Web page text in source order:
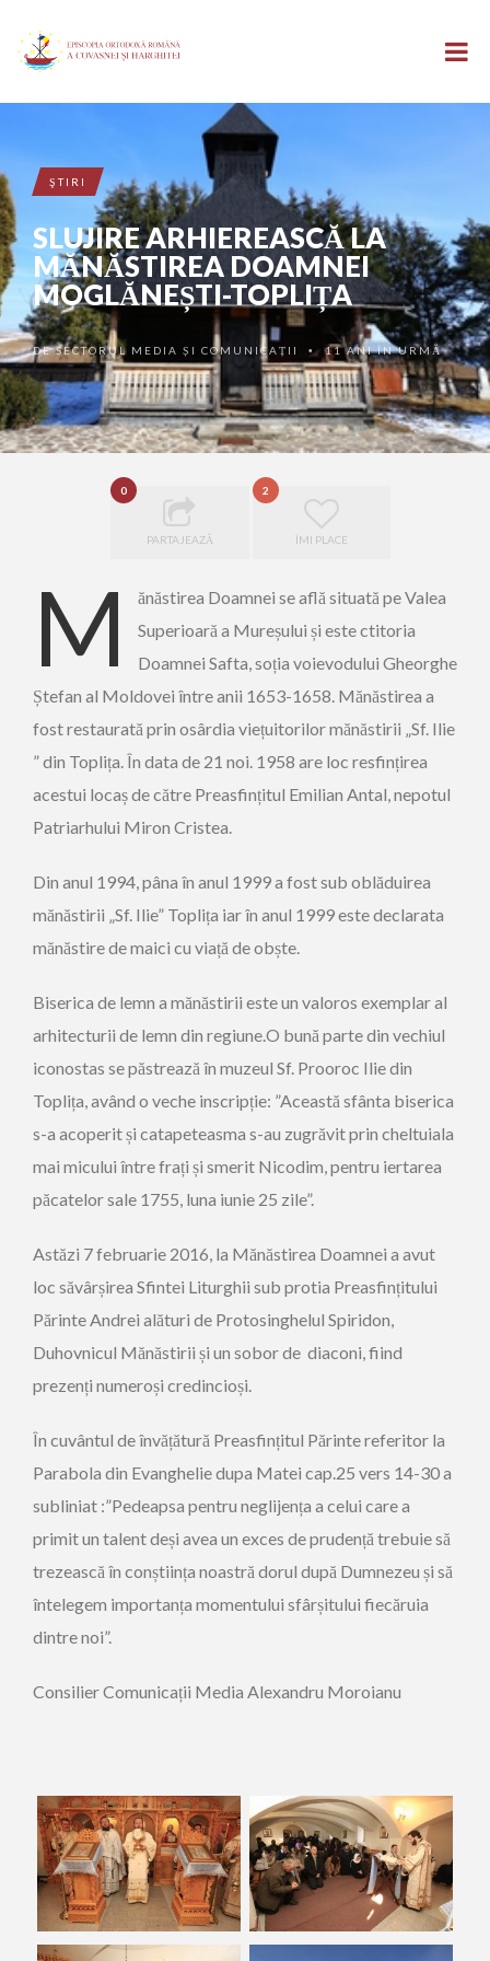
ŞTIRI
SLUJIRE ARHIEREASCĂ LA
MĂNĂSTIREA DOAMNEI
MOGLĂNEȘTI-TOPLIȚA
DESECTORUL MEDIA ȘI COMUNICAȚII • 11 ANI ÎN URMĂ
0
PARTAJEAZĂ
2
ÎMI PLACE
M
ănăstirea Doamnei se află situată pe Valea
Superioară a Mureșului și este ctitoria
Doamnei Safta, soția voievodului Gheorghe
Ștefan al Moldovei între anii 1653-1658. Mănăstirea a
fost restaurată prin osârdia viețuitorilor mănăstirii „Sf. Ilie
” din Toplița. În data de 21 noi. 1958 are loc resfințirea
acestui locaș de către Preasfințitul Emilian Antal, nepotul
Patriarhului Miron Cristea.
Din anul 1994, pâna în anul 1999 a fost sub oblăduirea
mănăstirii „Sf. Ilie” Toplița iar în anul 1999 este declarata
mănăstire de maici cu viață de obște.
Biserica de lemn a mănăstirii este un valoros exemplar al
arhitecturii de lemn din regiune.O bună parte din vechiul
iconostas se păstrează în muzeul Sf. Prooroc Ilie din
Toplița, având o veche inscripție: ”Această sfânta biserica
s-a acoperit și catapeteasma s-au zugrăvit prin cheltuiala
mai micului între frați și smerit Nicodim, pentru iertarea
păcatelor sale 1755, luna iunie 25 zile”.
Astăzi 7 februarie 2016, la Mănăstirea Doamnei a avut
loc săvârșirea Sfintei Liturghii sub protia Preasfințitului
Părinte Andrei alături de Protosinghelul Spiridon,
Duhovnicul Mănăstirii și un sobor de diaconi, fiind
prezenți numeroși credincioși.
În cuvântul de învățătură Preasfințitul Părinte referitor la
Parabola din Evanghelie dupa Matei cap.25 vers 14-30 a
subliniat :”Pedeapsa pentru neglijența a celui care a
primit un talent deși avea un exces de prudență trebuie să
trezească în conștiința noastră dorul după Dumnezeu și să
întelegem importanța momentului sfârșitului fiecăruia
dintre noi”.
Consilier Comunicații Media Alexandru Moroianu